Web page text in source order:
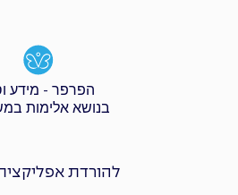
הפרפר - מידע
בנושא אלימות
להורדת